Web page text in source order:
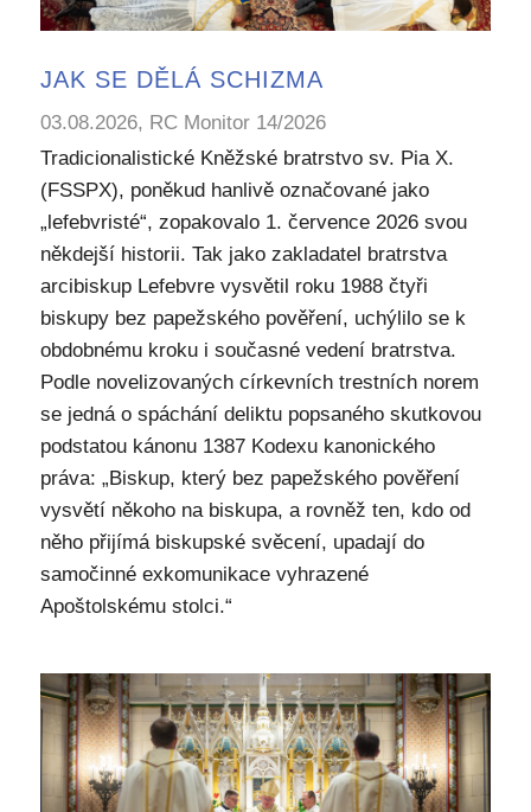
JAK SE DĚLÁ SCHIZMA
03.08.2026, RC Monitor 14/2026
Tradicionalistické Kněžské bratrstvo sv. Pia X.
(FSSPX), poněkud hanlivě označované jako
„lefebvristé“, zopakovalo 1. července 2026 svou
někdejší historii. Tak jako zakladatel bratrstva
arcibiskup Lefebvre vysvětil roku 1988 čtyři
biskupy bez papežského pověření, uchýlilo se k
obdobnému kroku i současné vedení bratrstva.
Podle novelizovaných církevních trestních norem
se jedná o spáchání deliktu popsaného skutkovou
podstatou kánonu 1387 Kodexu kanonického
práva: „Biskup, který bez papežského pověření
vysvětí někoho na biskupa, a rovněž ten, kdo od
něho přijímá biskupské svěcení, upadají do
samočinné exkomunikace vyhrazené
Apoštolskému stolci.“